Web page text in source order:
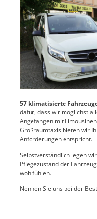
57 klimatisierte
dafür, dass wir möglichst
Angefangen mit
Großraumtaxis bieten wir
Anforderungen entspricht.
Selbstverständlich legen
Pflegezustand der
wohlfühlen.
Nennen Sie uns bei der